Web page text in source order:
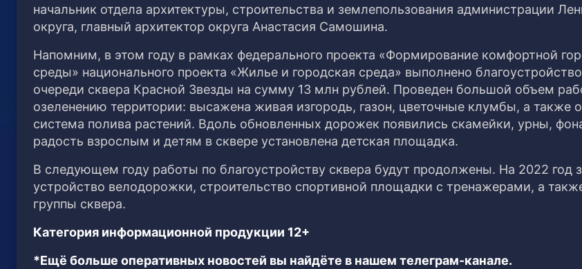
начальник отдела архитектуры, строительства и землепользования администрации
округа, главный архитектор округа Анастасия Самошина.
Напомним, в этом году в рамках федерального проекта «Формирование комфортной
среды» национального проекта «Жилье и городская среда» выполнено
очереди сквера Красной Звезды на сумму 13 млн рублей. Проведен большой объем
озеленению территории: высажена живая изгородь, газон, цветочные клумбы, а также
система полива растений. Вдоль обновленных дорожек появились скамейки, урны,
радость взрослым и детям в сквере установлена детская площадка.
В следующем году работы по благоустройству сквера будут продолжены. На 2022 год
устройство велодорожки, строительство спортивной площадки с тренажерами, а
группы сквера.
Категория информационной продукции 12+
*Ещё больше оперативных новостей вы найдёте в нашем телеграм-канале.